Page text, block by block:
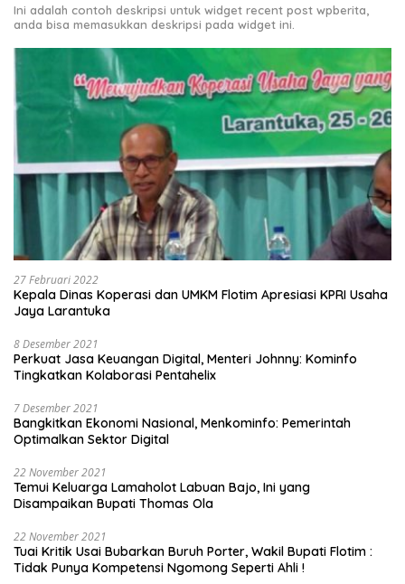
Ini adalah contoh deskripsi untuk widget recent post wpberita,
anda bisa memasukkan deskripsi pada widget ini.
27 Februari 2022
Kepala Dinas Koperasi dan UMKM Flotim Apresiasi KPRI Usaha
Jaya Larantuka
8 Desember 2021
Perkuat Jasa Keuangan Digital, Menteri Johnny: Kominfo
Tingkatkan Kolaborasi Pentahelix
7 Desember 2021
Bangkitkan Ekonomi Nasional, Menkominfo: Pemerintah
Optimalkan Sektor Digital
22 November 2021
Temui Keluarga Lamaholot Labuan Bajo, Ini yang
Disampaikan Bupati Thomas Ola
22 November 2021
Tuai Kritik Usai Bubarkan Buruh Porter, Wakil Bupati Flotim :
Tidak Punya Kompetensi Ngomong Seperti Ahli !